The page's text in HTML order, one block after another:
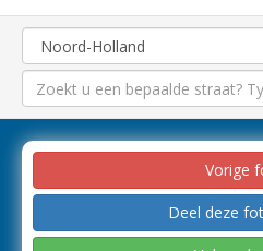
Vorige
Deel deze